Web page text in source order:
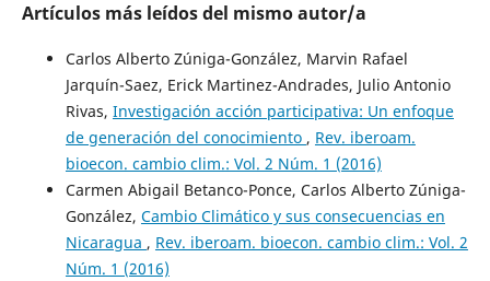
Artículos más leídos del mismo autor/a
Carlos Alberto Zúniga-González, Marvin Rafael
Jarquín-Saez, Erick Martinez-Andrades, Julio Antonio
Rivas, Investigación acción participativa: Un enfoque
de generación del conocimiento , Rev. iberoam.
bioecon. cambio clim.: Vol. 2 Núm. 1 (2016)
Carmen Abigail Betanco-Ponce, Carlos Alberto Zúniga-
González, Cambio Climático y sus consecuencias en
Nicaragua , Rev. iberoam. bioecon. cambio clim.: Vol. 2
Núm. 1 (2016)